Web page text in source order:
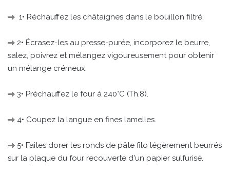
1• Réchauffez les châtaignes dans le bouillon filtré.
2• Écrasez-les au presse-purée, incorporez le beurre,
salez, poivrez et mélangez vigoureusement pour obtenir
un mélange crémeux.
3• Préchauffez le four à 240°C (Th.8).
4• Coupez la langue en fines lamelles.
5• Faites dorer les ronds de pâte filo légèrement beurrés
sur la plaque du four recouverte d'un papier sulfurisé.